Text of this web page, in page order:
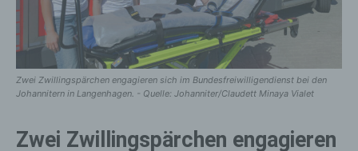
Zwei Zwillingspärchen engagieren sich im Bundesfreiwilligendienst bei den
Johannitern in Langenhagen. - Quelle: Johanniter/Claudett Minaya Vialet
Zwei Zwillingspärchen engagieren